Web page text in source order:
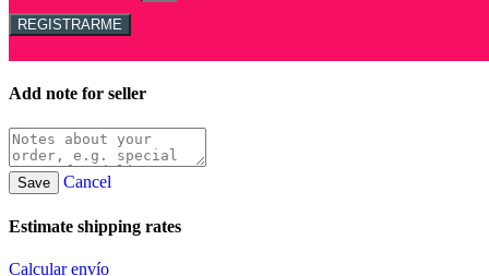
REGISTRARME
Add note for seller
Save Cancel
Estimate shipping rates
Calcular envío